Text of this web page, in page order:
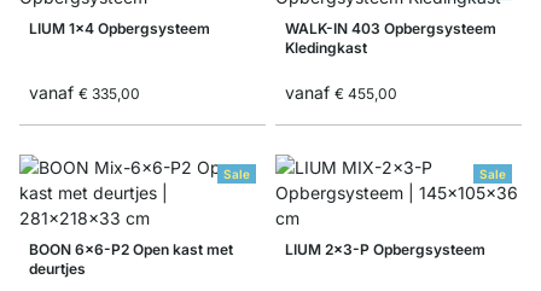
LIUM 1x4 Opbergsysteem
vanaf € 335,00
WALK-IN 403 Opbergsysteem
Kledingkast
vanaf € 455,00
Sale
BOON 6x6-P2 Open kast met
deurtjes
Sale
LIUM 2x3-P Opbergsysteem